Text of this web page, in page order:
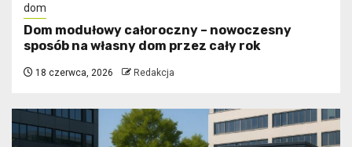
dom
Dom modułowy całoroczny – nowoczesny
sposób na własny dom przez cały rok
18 czerwca, 2026 Redakcja